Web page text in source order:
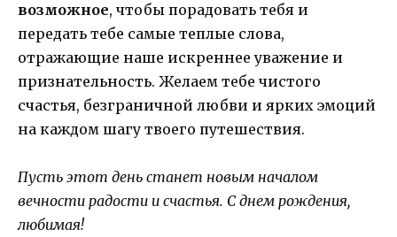
возможное, чтобы порадовать тебя и
передать тебе самые теплые слова,
отражающие наше искреннее уважение и
признательность. Желаем тебе чистого
счастья, безграничной любви и ярких эмоций
на каждом шагу твоего путешествия.
Пусть этот день станет новым началом
вечности радости и счастья. С днем рождения,
любимая!